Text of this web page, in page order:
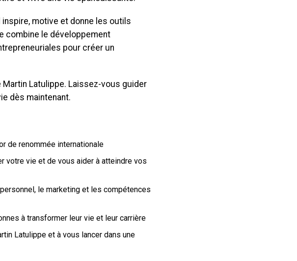
motive et donne les outils
combine le développement
pour créer un
Martin Latulippe. Laissez-vous guider
dès maintenant.
de renommée internationale
votre vie et de vous aider à atteindre vos
le marketing et les compétences
à transformer leur vie et leur carrière
Latulippe et à vous lancer dans une